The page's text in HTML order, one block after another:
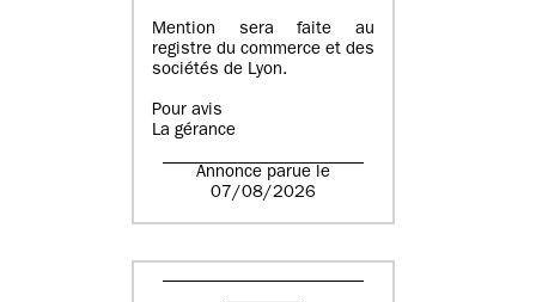
Mention sera faite au
registre du commerce et des
sociétés de Lyon.
Pour avis
La gérance
Annonce parue le
07/08/2026